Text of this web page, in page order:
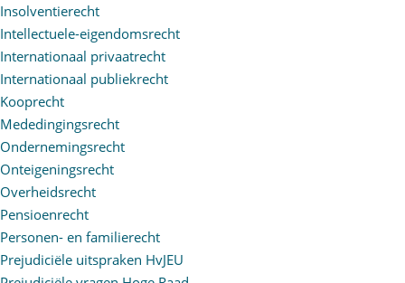
Insolventierecht
Intellectuele-eigendomsrecht
Internationaal privaatrecht
Internationaal publiekrecht
Kooprecht
Mededingingsrecht
Ondernemingsrecht
Onteigeningsrecht
Overheidsrecht
Pensioenrecht
Personen- en familierecht
Prejudiciële uitspraken HvJEU